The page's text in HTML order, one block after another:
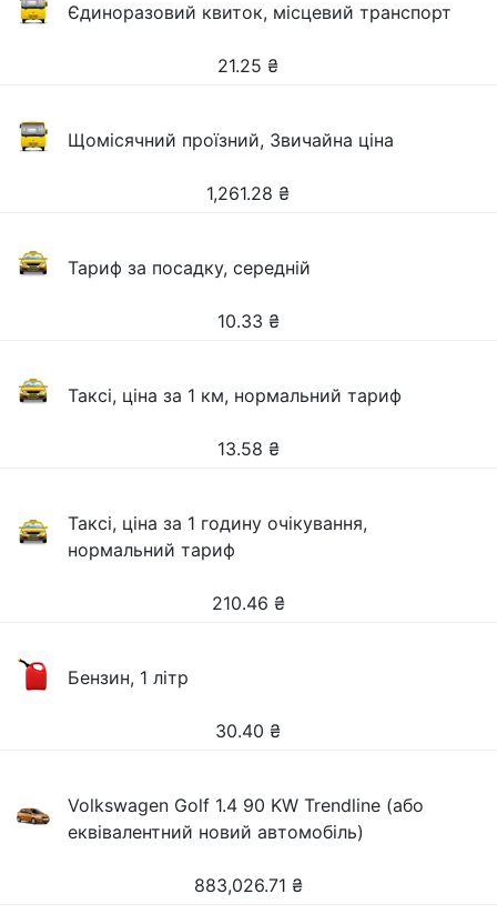
Єдиноразовий квиток, місцевий транспорт
21.25 ₴
Щомісячний проїзний, Звичайна ціна
1,261.28 ₴
Тариф за посадку, середній
10.33 ₴
Таксі, ціна за 1 км, нормальний тариф
13.58 ₴
Таксі, ціна за 1 годину очікування,
нормальний тариф
210.46 ₴
Бензин, 1 літр
30.40 ₴
Volkswagen Golf 1.4 90 KW Trendline (або
еквівалентний новий автомобіль)
883,026.71 ₴